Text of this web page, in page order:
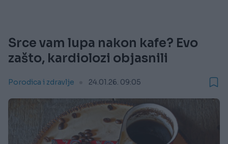
Srce vam lupa nakon kafe? Evo
zašto, kardiolozi objasnili
Porodica i zdravlje 24.01.26. 09:05